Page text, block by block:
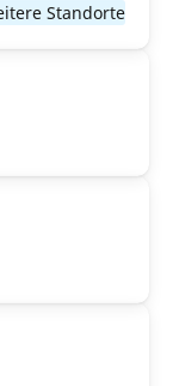
Standorte